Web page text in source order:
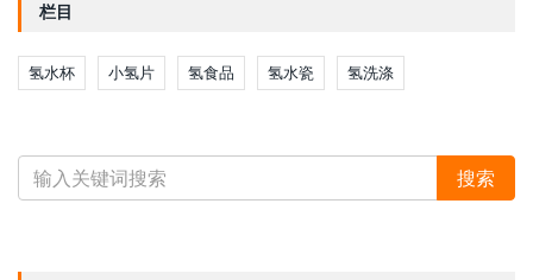
栏目
氢水杯 小氢片 氢食品 氢水瓷 氢洗涤